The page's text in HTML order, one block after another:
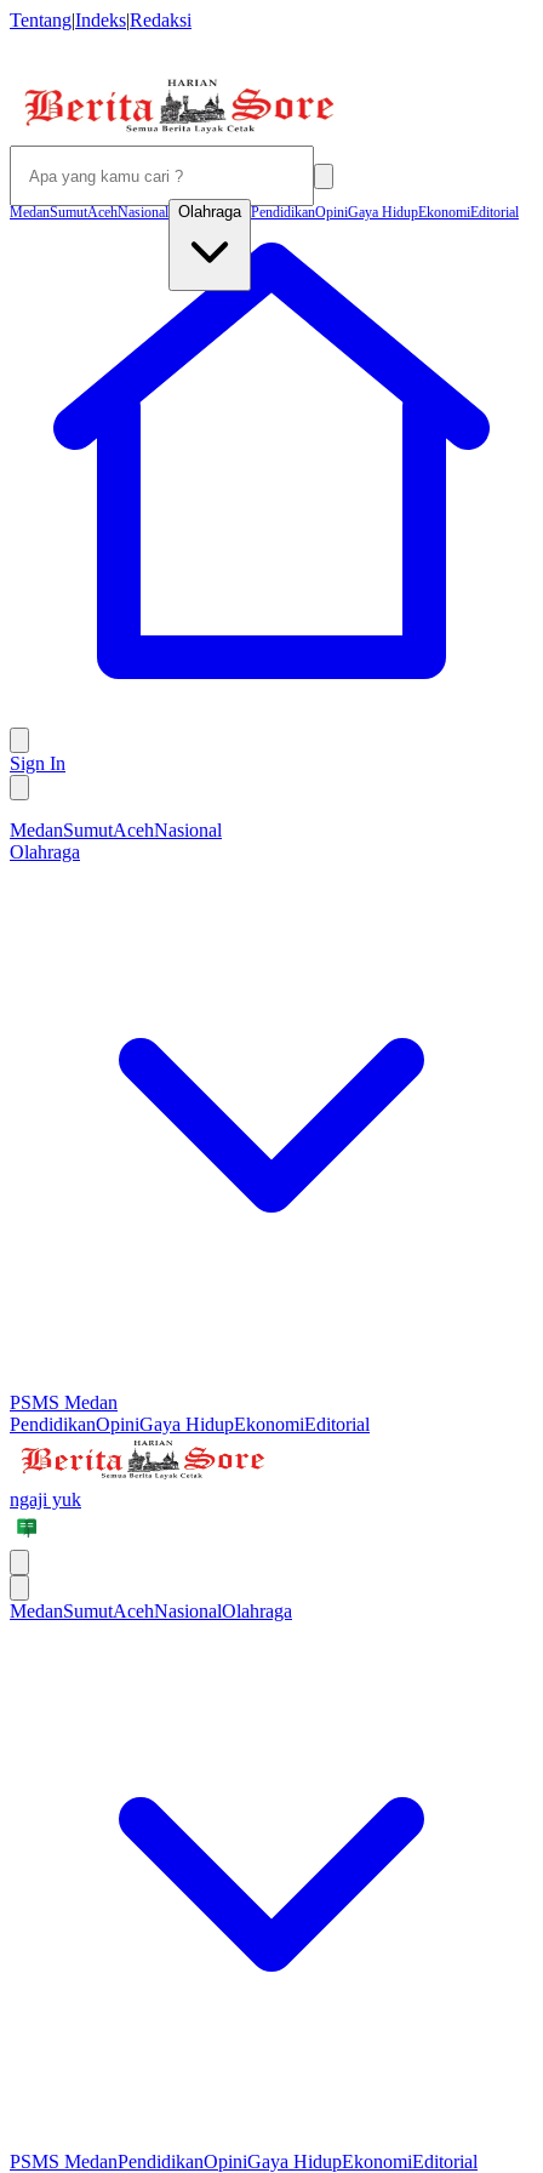
Tentang|Indeks|Redaksi
MedanSumutAcehNasional Olahraga PendidikanOpiniGaya HidupEkonomiEditorial
Sign In
MedanSumutAcehNasional
Olahraga
PSMS Medan
PendidikanOpiniGaya HidupEkonomiEditorial
ngaji yuk
MedanSumutAcehNasionalOlahraga
PSMS MedanPendidikanOpiniGaya HidupEkonomiEditorial